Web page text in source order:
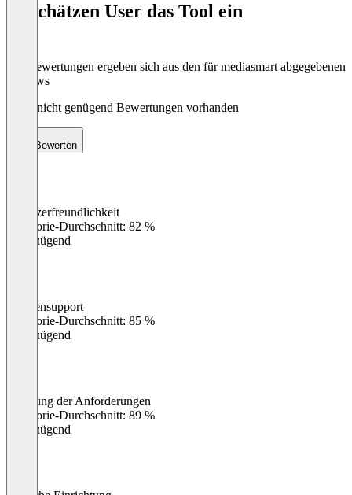
So schätzen User das Tool ein
Die Bewertungen ergeben sich aus den für mediasmart abgegebenen
Reviews
Noch nicht genügend Bewertungen vorhanden
Bewerten
Benutzerfreundlichkeit
Kategorie-Durchschnitt: 82 %
Ungenügend
Kundensupport
Kategorie-Durchschnitt: 85 %
Ungenügend
Erfüllung der Anforderungen
Kategorie-Durchschnitt: 89 %
Ungenügend